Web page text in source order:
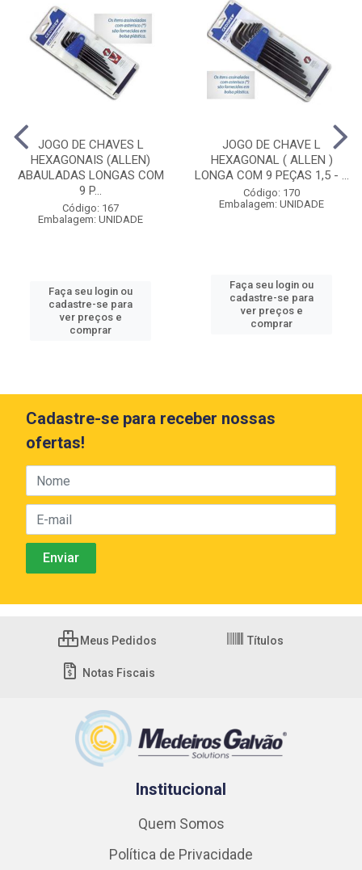
JOGO DE CHAVES L
HEXAGONAIS (ALLEN)
ABAULADAS LONGAS COM
9 P...
Código: 167
Embalagem: UNIDADE
Faça seu login ou
cadastre-se para
ver preços e
comprar
JOGO DE CHAVE L
HEXAGONAL ( ALLEN )
LONGA COM 9 PEÇAS 1,5 - ...
Código: 170
Embalagem: UNIDADE
Faça seu login ou
cadastre-se para
ver preços e
comprar
Cadastre-se para receber nossas
ofertas!
Meus Pedidos Títulos
Notas Fiscais
Institucional
Quem Somos
Política de Privacidade